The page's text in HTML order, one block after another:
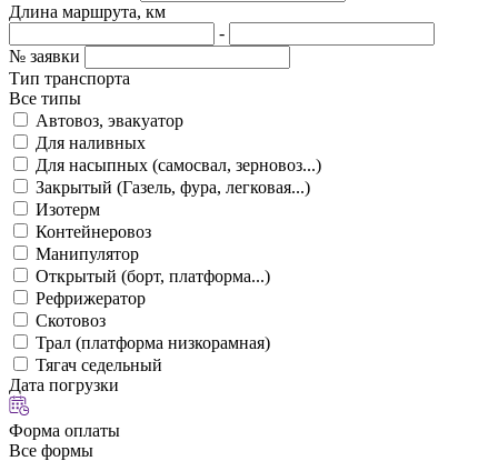
Длина маршрута, км
-
№ заявки
Тип транспорта
Все типы
Автовоз, эвакуатор
Для наливных
Для насыпных (самосвал, зерновоз...)
Закрытый (Газель, фура, легковая...)
Изотерм
Контейнеровоз
Манипулятор
Открытый (борт, платформа...)
Рефрижератор
Скотовоз
Трал (платформа низкорамная)
Тягач седельный
Дата погрузки
Форма оплаты
Все формы